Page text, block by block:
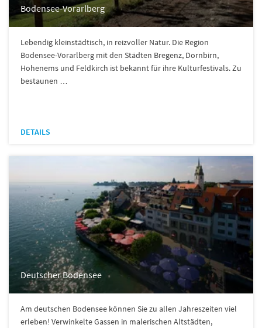
Bodensee-Vorarlberg
Lebendig kleinstädtisch, in reizvoller Natur. Die Region
Bodensee-Vorarlberg mit den Städten Bregenz, Dornbirn,
Hohenems und Feldkirch ist bekannt für ihre Kulturfestivals. Zu
bestaunen …
DETAILS
Deutscher Bodensee
Am deutschen Bodensee können Sie zu allen Jahreszeiten viel
erleben! Verwinkelte Gassen in malerischen Altstädten,